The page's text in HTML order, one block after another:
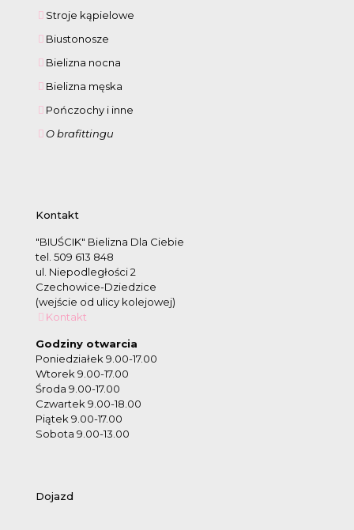
Stroje kąpielowe
Biustonosze
Bielizna nocna
Bielizna męska
Pończochy i inne
O brafittingu
Kontakt
"BIUŚCIK" Bielizna Dla Ciebie
tel. 509 613 848
ul. Niepodległości 2
Czechowice-Dziedzice
(wejście od ulicy kolejowej)
Kontakt
Godziny otwarcia
Poniedziałek 9.00-17.00
Wtorek 9.00-17.00
Środa 9.00-17.00
Czwartek 9.00-18.00
Piątek 9.00-17.00
Sobota 9.00-13.00
Dojazd